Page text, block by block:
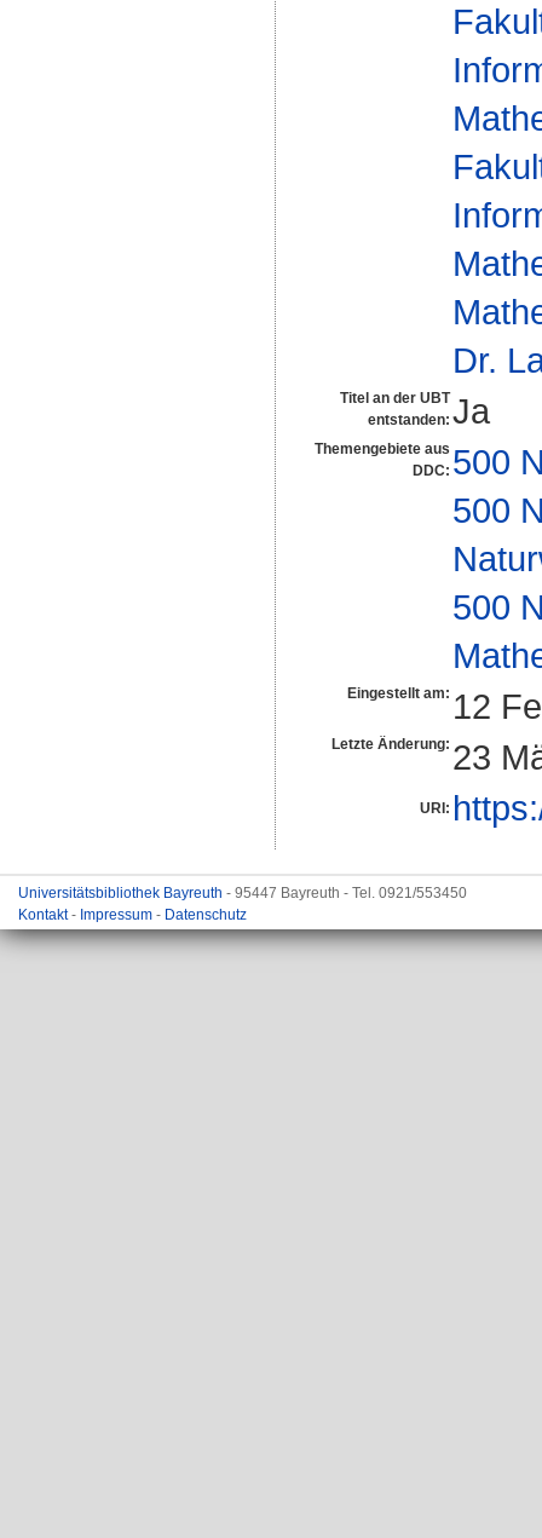
Dr.
Titel an der UBT
entstanden: Ja
Themengebiete aus
DDC: 500
500
500
Eingestellt am: 12
Letzte Änderung: 23
URI:
Universitätsbibliothek Bayreuth - 95447 Bayreuth - Tel. 0921/553450
Kontakt- Impressum - Datenschutz